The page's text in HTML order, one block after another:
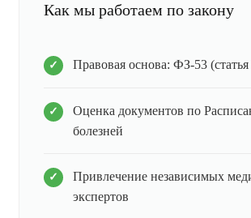
Как мы работаем по закону
Правовая основа: ФЗ-53
Оценка документов по
болезней
Привлечение независимых
экспертов